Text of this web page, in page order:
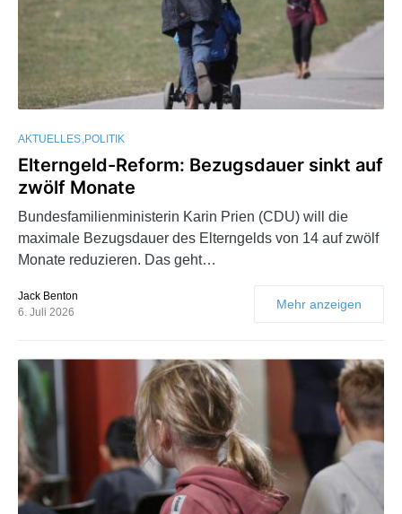
AKTUELLES POLITIK
Elterngeld-Reform: Bezugsdauer sinkt auf
zwölf Monate
Bundesfamilienministerin Karin Prien (CDU) will die
maximale Bezugsdauer des Elterngelds von 14 auf zwölf
Monate reduzieren. Das geht…
Jack Benton
6. Juli 2026
Mehr anzeigen